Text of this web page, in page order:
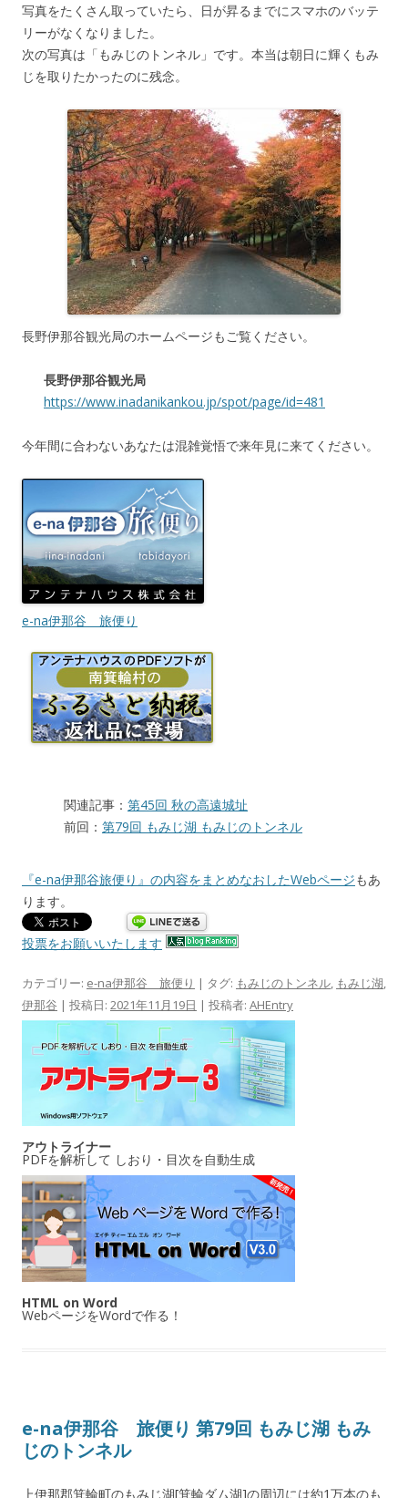
写真をたくさん取っていたら、日が昇るまでにスマホのバッテ
リーがなくなりました。
次の写真は「もみじのトンネル」です。本当は朝日に輝くもみ
じを取りたかったのに残念。
長野伊那谷観光局のホームページもご覧ください。
長野伊那谷観光局
https://www.inadanikankou.jp/spot/page/id=481
今年間に合わないあなたは混雑覚悟で来年見に来てください。
e-na伊那谷 旅便り
関連記事： 第45回 秋の高遠城址
前回： 第79回 もみじ湖 もみじのトンネル
『e-na伊那谷旅便り』の内容をまとめなおしたWebページもあ
ります。
投票をお願いいたします
カテゴリー: e-na伊那谷 旅便り | タグ: もみじのトンネル, もみじ湖,
伊那谷 | 投稿日: 2021年11月19日 | 投稿者: AHEntry
アウトライナー
PDFを解析して しおり・目次を自動生成
HTML on Word
WebページをWordで作る！
e-na伊那谷 旅便り 第79回 もみじ湖 もみ
じのトンネル
上伊那郡箕輪町のもみじ湖[箕輪ダム湖]の周辺には約1万本のも